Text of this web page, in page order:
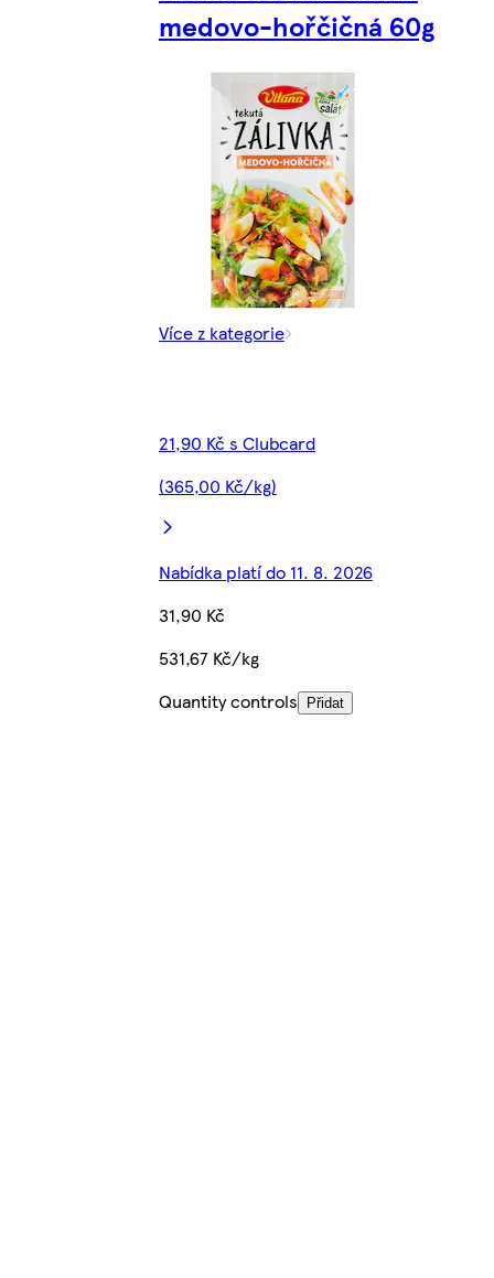
medovo-hořčičná 60g
Více z kategorie
21,90 Kč s Clubcard
(365,00 Kč/kg)
Nabídka platí do 11. 8. 2026
31,90 Kč
531,67 Kč/kg
Quantity controls
Přidat